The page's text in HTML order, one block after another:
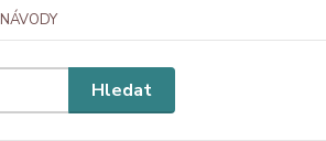
NÁVODY
Hledat